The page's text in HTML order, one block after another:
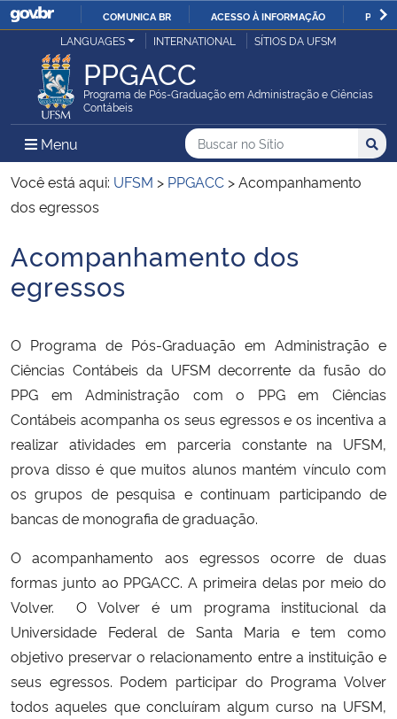
IR
O
COMUNICA BR ACESSO À INFORMAÇÃO
Ministério da Justiça e Segurança Pública
Ministério da Defesa
Ministério das Relações Exteriores
Ministério da Infraestrutura
Ministério da Educação
Ministério da Cidadania
Ministério de Minas e Energia
Ministério da Ciência, Tecnologia, Inovações e Comunicações
Ministério do Meio Ambiente
Ministério do Desenvolvimento Regional
LANGUAGES INTERNATIONAL SÍTIOS DA UFSM
PPGACC
Programa de Pós-Graduação em Administração e Ciências
Contábeis
Menu Menu Principal do Sítio
Busca
Buscar no no Sítio
Busca:
Você está aqui: UFSM > PPGACC >Acompanhamento
dos egressos
Início do conteúdo
Acompanhamento dos
egressos
O Programa de Pós-Graduação em Administração e
Ciências Contábeis da UFSM decorrente da fusão do
PPG em Administração com o PPG em Ciências
Contábeis acompanha os seus egressos e os incentiva a
realizar atividades em parceria constante na UFSM,
prova disso é que muitos alunos mantém vínculo com
os grupos de pesquisa e continuam participando de
bancas de monografia de graduação.
O acompanhamento aos egressos ocorre de duas
formas junto ao PPGACC. A primeira delas por meio do
Volver. O Volver é um programa institucional da
Universidade Federal de Santa Maria e tem como
objetivo preservar o relacionamento entre a instituição e
seus egressos. Podem participar do Programa Volver
todos aqueles que concluíram algum curso na UFSM,